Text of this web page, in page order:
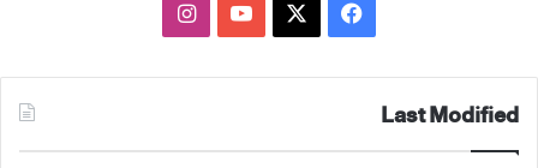
فيسبوك ‫YouTubeانستقرام
Last Modified